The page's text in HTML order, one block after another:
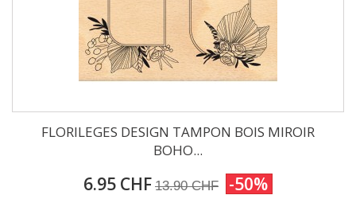
FLORILEGES DESIGN TAMPON BOIS MIROIR
BOHO...
6.95 CHF 13.90 CHF -50%